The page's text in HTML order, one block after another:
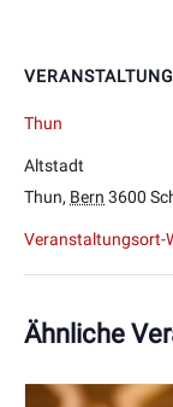
Thun
Altstadt
Thun, Bern 3600
Veranstaltungsort-
Ähnliche